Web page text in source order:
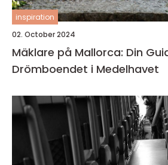
inspiration
02. October 2024
Mäklare på Mallorca: Din
Drömboendet i Medelhavet